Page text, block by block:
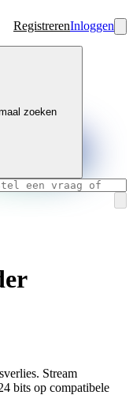
RegistrerenInloggen
zoeken
Stream
bits op compatibele